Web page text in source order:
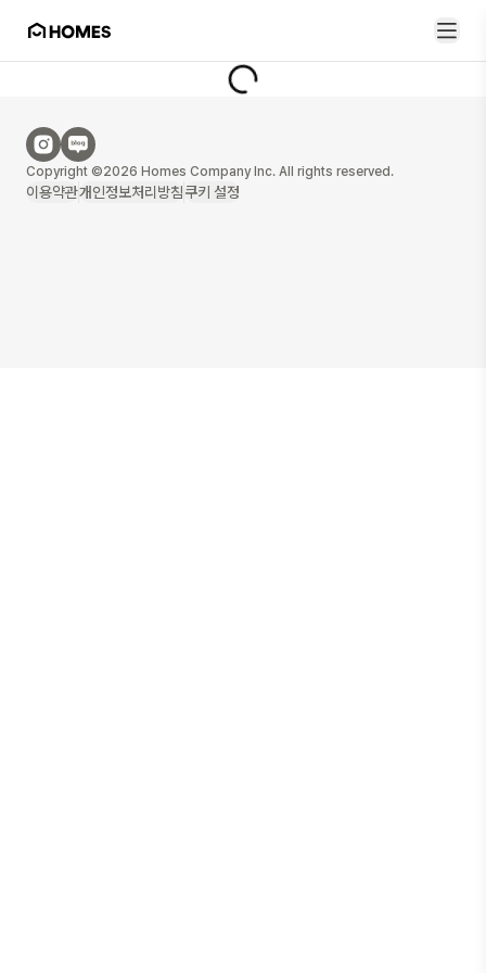
Copyright ©2026 Homes Company Inc. All rights reserved.
이용약관개인정보처리방침쿠키 설정